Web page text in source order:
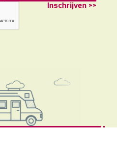
Inschrijven >>